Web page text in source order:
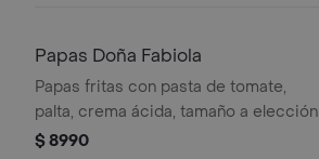
Papas Doña Fabiola
Papas fritas con pasta de tomate,
palta, crema ácida, tamaño a elección
$ 8990